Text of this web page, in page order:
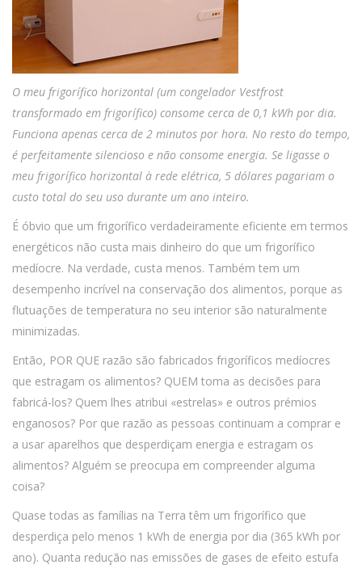
O meu frigorífico horizontal (um congelador Vestfrost
transformado em frigorífico) consome cerca de 0,1 kWh por dia.
Funciona apenas cerca de 2 minutos por hora. No resto do tempo,
é perfeitamente silencioso e não consome energia. Se ligasse o
meu frigorífico horizontal à rede elétrica, 5 dólares pagariam o
custo total do seu uso durante um ano inteiro.
É óbvio que um frigorífico verdadeiramente eficiente em termos
energéticos não custa mais dinheiro do que um frigorífico
medíocre. Na verdade, custa menos. Também tem um
desempenho incrível na conservação dos alimentos, porque as
flutuações de temperatura no seu interior são naturalmente
minimizadas.
Então, POR QUE razão são fabricados frigoríficos medíocres
que estragam os alimentos? QUEM toma as decisões para
fabricá-los? Quem lhes atribui «estrelas» e outros prémios
enganosos? Por que razão as pessoas continuam a comprar e
a usar aparelhos que desperdiçam energia e estragam os
alimentos? Alguém se preocupa em compreender alguma
coisa?
Quase todas as famílias na Terra têm um frigorífico que
desperdiça pelo menos 1 kWh de energia por dia (365 kWh por
ano). Quanta redução nas emissões de gases de efeito estufa